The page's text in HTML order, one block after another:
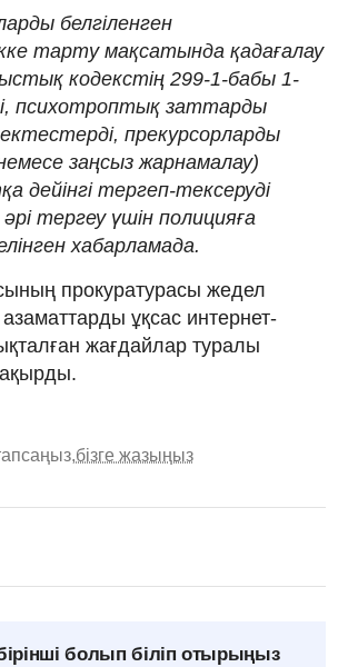
белгіленген
тарту мақсатында қадағалау
кодекстің 299-1-бабы 1-
психотроптық заттарды
прекурсорларды
заңсыз жарнамалау)
дейінгі тергеп-тексеруді
тергеу үшін полицияға
хабарламада.
прокуратурасы жедел
азаматтарды ұқсас интернет-
жағдайлар туралы
бізге жазыңыз
болып біліп отырыңыз